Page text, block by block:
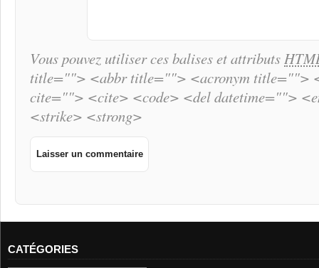
Vous pouvez utiliser ces balises et attributs
title=""> <abbr title=""> <acronym title="">
cite=""> <cite> <code> <del datetime="">
<strike> <strong>
CATÉGORIES